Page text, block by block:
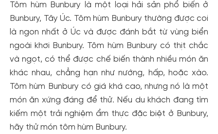
Tôm hùm Bunbury là một loại hải sản phổ biến ở
Bunbury, Tây Úc. Tôm hùm Bunbury thường được coi
là ngon nhất ở Úc và được đánh bắt từ vùng biển
ngoài khơi Bunbury. Tôm hùm Bunbury có thịt chắc
và ngọt, có thể được chế biến thành nhiều món ăn
khác nhau, chẳng hạn như nướng, hấp, hoặc xào.
Tôm hùm Bunbury có giá khá cao, nhưng nó là một
món ăn xứng đáng để thử. Nếu du khách đang tìm
kiếm một trải nghiệm ẩm thực đặc biệt ở Bunbury,
hãy thử món tôm hùm Bunbury.